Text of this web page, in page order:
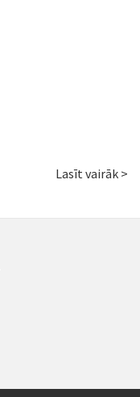
Lasīt vairāk >